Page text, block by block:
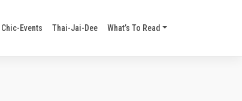
Chic-Events Thai-Jai-Dee What’s To Read